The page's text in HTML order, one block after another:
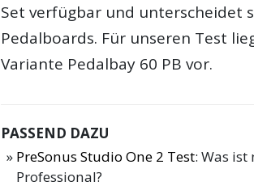
Set verfügbar und unterscheidet
Pedalboards. Für unseren Test
Variante Pedalbay 60 PB vor.
PASSEND DAZU
PreSonus Studio One 2 Test: Was
Professional?